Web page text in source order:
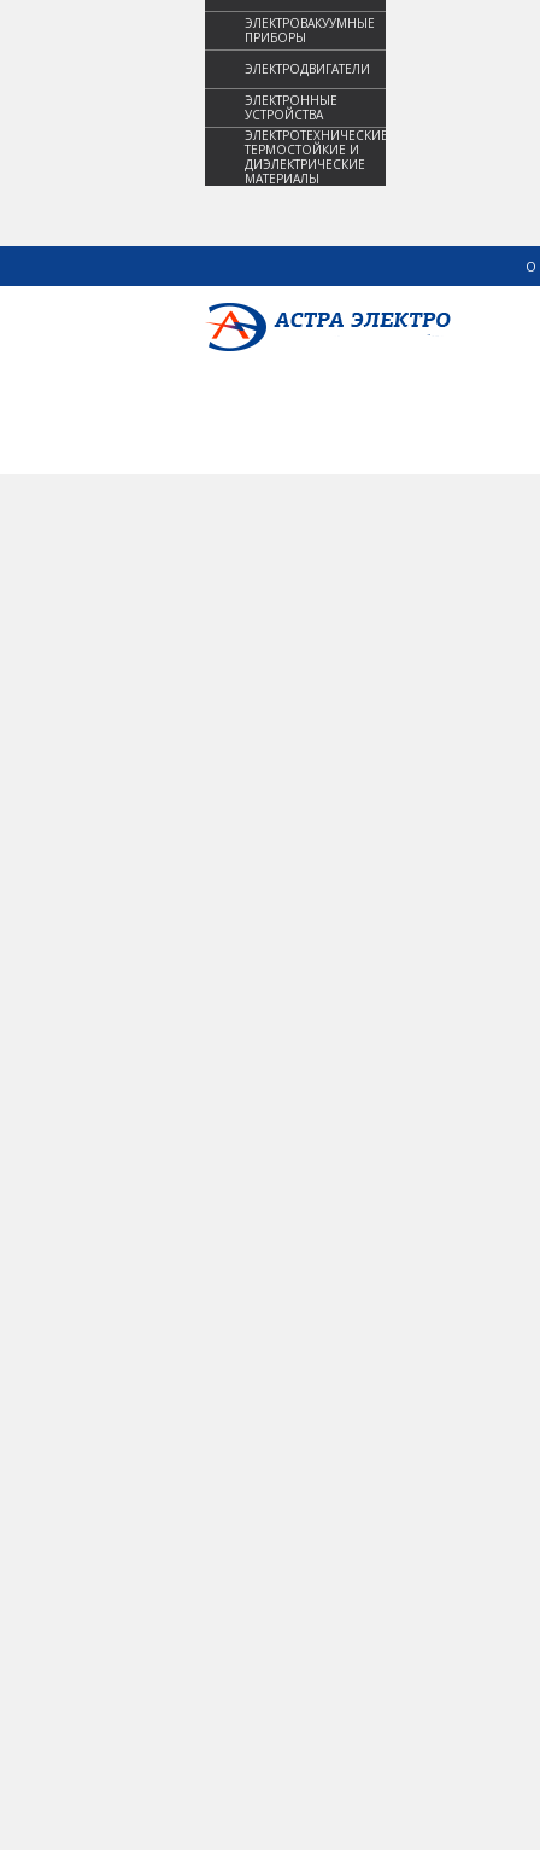
ЭЛЕКТРОВАКУУМНЫЕ
ПРИБОРЫ
ЭЛЕКТРОДВИГАТЕЛИ
ЭЛЕКТРОННЫЕ
УСТРОЙСТВА
ЭЛЕКТРОТЕХНИЧЕСКИЕ,
ТЕРМОСТОЙКИЕ И
ДИЭЛЕКТРИЧЕСКИЕ
МАТЕРИАЛЫ